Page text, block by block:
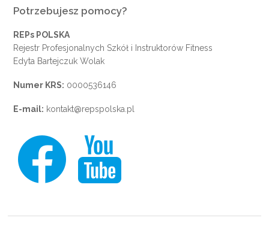
Potrzebujesz pomocy?
REPs POLSKA
Rejestr Profesjonalnych Szkół i Instruktorów Fitness
Edyta Bartejczuk Wolak
Numer KRS: 0000536146
E-mail: kontakt@repspolska.pl